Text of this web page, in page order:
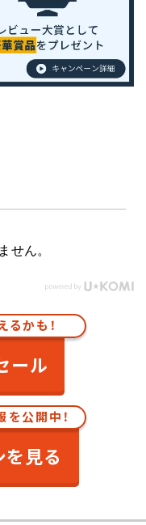
せん。
かも！
ール
公開中！
を見る